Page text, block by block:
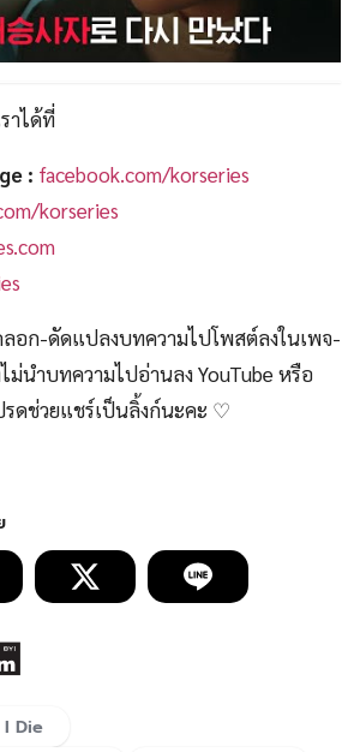
าได้ที่
: facebook.com/korseries
korseries
อก-ดัดแปลงบทความไปโพสต์ลงในเพจ-
ม่นำบทความไปอ่านลง YouTube หรือ
ดช่วยแชร์เป็นลิ้งก์นะคะ ♡
Die